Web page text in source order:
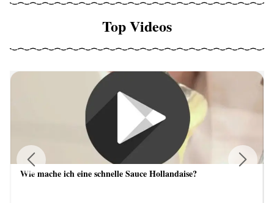
Top Videos
Wie mache ich eine schnelle Sauce Hollandaise?
Previous